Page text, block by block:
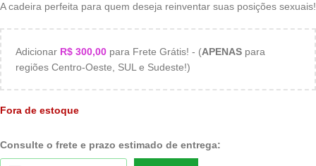
A cadeira perfeita para quem deseja reinventar suas posições sexuais!
Adicionar R$ 300,00 para Frete Grátis! - (APENAS para
regiões Centro-Oeste, SUL e Sudeste!)
Fora de estoque
Consulte o frete e prazo estimado de entrega: